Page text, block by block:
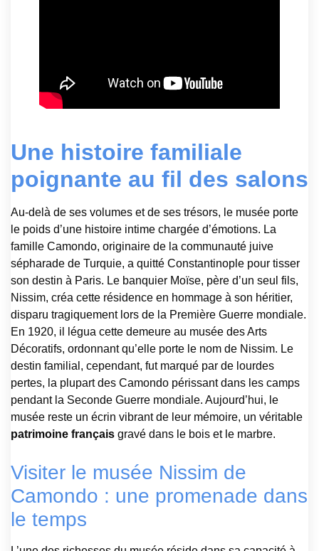
Une histoire familiale
poignante au fil des salons
Au-delà de ses volumes et de ses trésors, le musée porte
le poids d’une histoire intime chargée d’émotions. La
famille Camondo, originaire de la communauté juive
sépharade de Turquie, a quitté Constantinople pour tisser
son destin à Paris. Le banquier Moïse, père d’un seul fils,
Nissim, créa cette résidence en hommage à son héritier,
disparu tragiquement lors de la Première Guerre mondiale.
En 1920, il légua cette demeure au musée des Arts
Décoratifs, ordonnant qu’elle porte le nom de Nissim. Le
destin familial, cependant, fut marqué par de lourdes
pertes, la plupart des Camondo périssant dans les camps
pendant la Seconde Guerre mondiale. Aujourd’hui, le
musée reste un écrin vibrant de leur mémoire, un véritable
patrimoine français gravé dans le bois et le marbre.
Visiter le musée Nissim de
Camondo : une promenade dans
le temps